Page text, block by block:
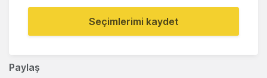
Paylaş
Seçimlerimi kaydet